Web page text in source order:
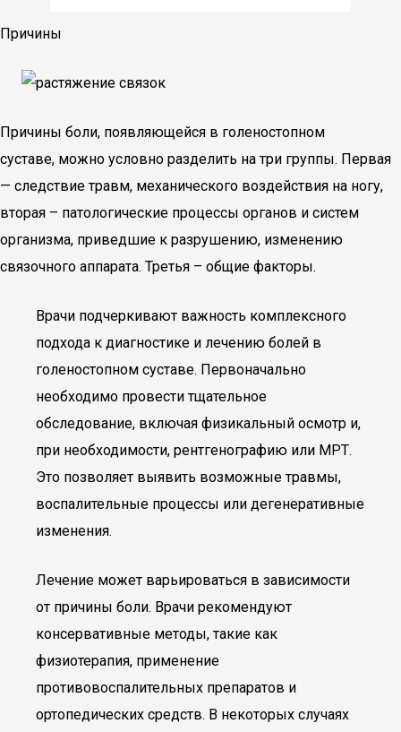
Причины
Причины боли, появляющейся в голеностопном
суставе, можно условно разделить на три группы. Первая
— следствие травм, механического воздействия на ногу,
вторая – патологические процессы органов и систем
организма, приведшие к разрушению, изменению
связочного аппарата. Третья – общие факторы.
Врачи подчеркивают важность комплексного
подхода к диагностике и лечению болей в
голеностопном суставе. Первоначально
необходимо провести тщательное
обследование, включая физикальный осмотр и,
при необходимости, рентгенографию или МРТ.
Это позволяет выявить возможные травмы,
воспалительные процессы или дегенеративные
изменения.
Лечение может варьироваться в зависимости
от причины боли. Врачи рекомендуют
консервативные методы, такие как
физиотерапия, применение
противовоспалительных препаратов и
ортопедических средств. В некоторых случаях